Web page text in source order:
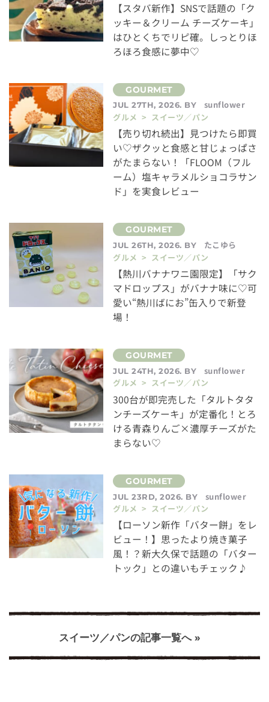
【スタバ新作】SNSで話題の「ク
ッキー＆クリーム チーズケーキ」
はひとくちでリピ確。しっとりほ
ろほろ食感に夢中♡
JUL 27TH, 2026. BY
sunflower
グルメ > スイーツ／パン
【売り切れ続出】見つけたら即買
い♡ザクッと食感と甘じょっぱさ
がたまらない！「FLOOM（フル
ーム）塩キャラメルショコラサン
ド」を実食レビュー
JUL 26TH, 2026. BY
たこゆら
グルメ > スイーツ／パン
【熱川バナナワニ園限定】「サク
マドロップス」がバナナ味に♡可
愛い“熱川ばにお”缶入りで新登
場！
JUL 24TH, 2026. BY
sunflower
グルメ > スイーツ／パン
300台が即完売した「タルトタタ
ンチーズケーキ」が定番化！とろ
ける青森りんご×濃厚チーズがた
まらない♡
JUL 23RD, 2026. BY
sunflower
グルメ > スイーツ／パン
【ローソン新作「バター餅」をレ
ビュー！】思ったより焼き菓子
風！？新大久保で話題の「バター
トック」との違いもチェック♪
スイーツ／パンの記事一覧へ »